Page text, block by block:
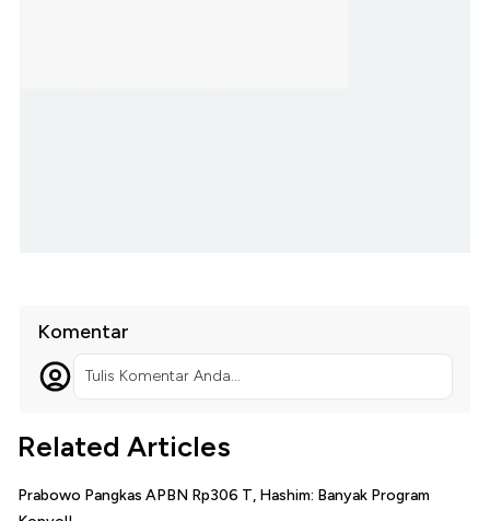
Komentar
Tulis Komentar Anda...
Related Articles
Prabowo Pangkas APBN Rp306 T, Hashim: Banyak Program